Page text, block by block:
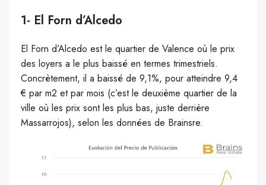
1- El Forn d’Alcedo
El Forn d’Alcedo est le quartier de Valence où le prix
des loyers a le plus baissé en termes trimestriels.
Concrètement, il a baissé de 9,1%, pour atteindre 9,4
€ par m2 et par mois (c’est le deuxième quartier de la
ville où les prix sont les plus bas, juste derrière
Massarrojos), selon les données de Brainsre.